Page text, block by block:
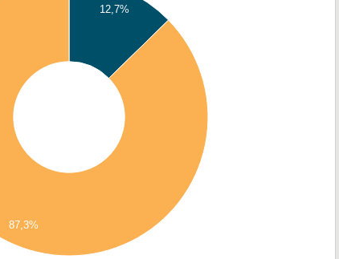
12,7%
87,3%